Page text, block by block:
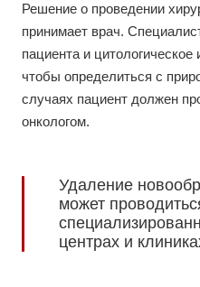
Решение о проведении
принимает врач.
пациента и
чтобы определиться с
случаях пациент должен
онкологом.
Удаление
может
центрах и